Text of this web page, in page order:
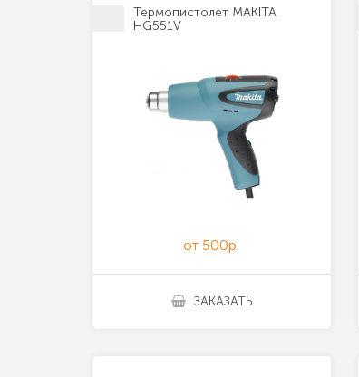
Термопистолет MAKITA
HG551V
от 500р.
ЗАКАЗАТЬ